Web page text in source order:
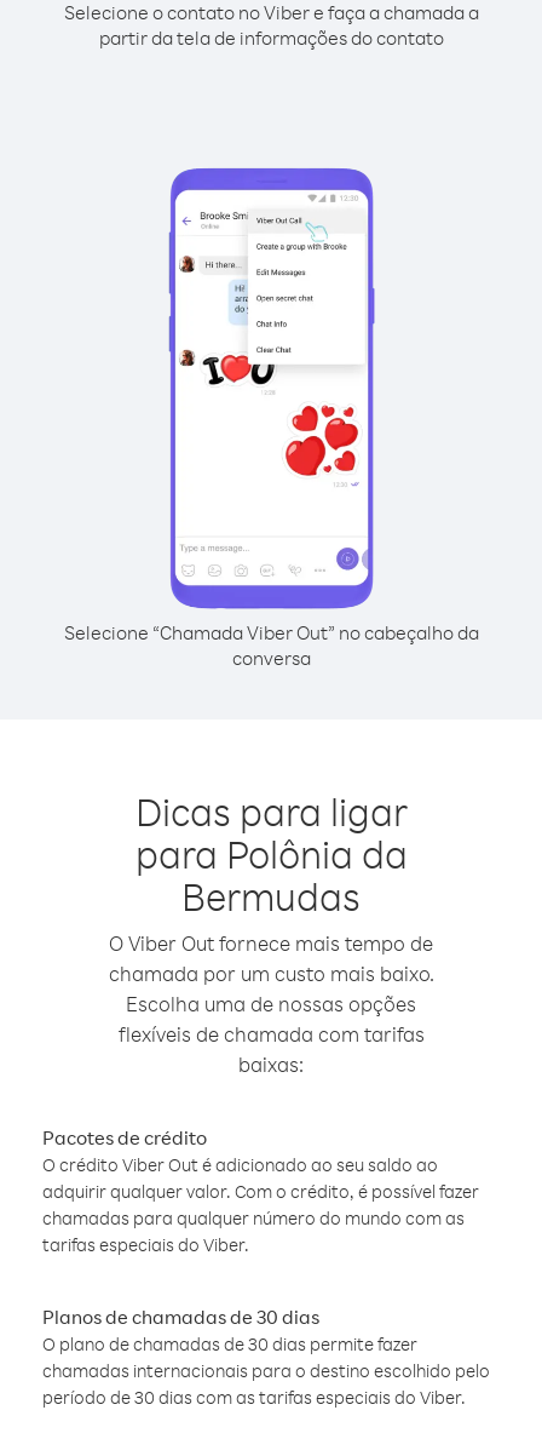
Selecione o contato no Viber e faça a chamada a
partir da tela de informações do contato
Selecione “Chamada Viber Out” no cabeçalho da
conversa
Dicas para ligar
para Polônia da
Bermudas
O Viber Out fornece mais tempo de
chamada por um custo mais baixo.
Escolha uma de nossas opções
flexíveis de chamada com tarifas
baixas:
Pacotes de crédito
O crédito Viber Out é adicionado ao seu saldo ao
adquirir qualquer valor. Com o crédito, é possível fazer
chamadas para qualquer número do mundo com as
tarifas especiais do Viber.
Planos de chamadas de 30 dias
O plano de chamadas de 30 dias permite fazer
chamadas internacionais para o destino escolhido pelo
período de 30 dias com as tarifas especiais do Viber.